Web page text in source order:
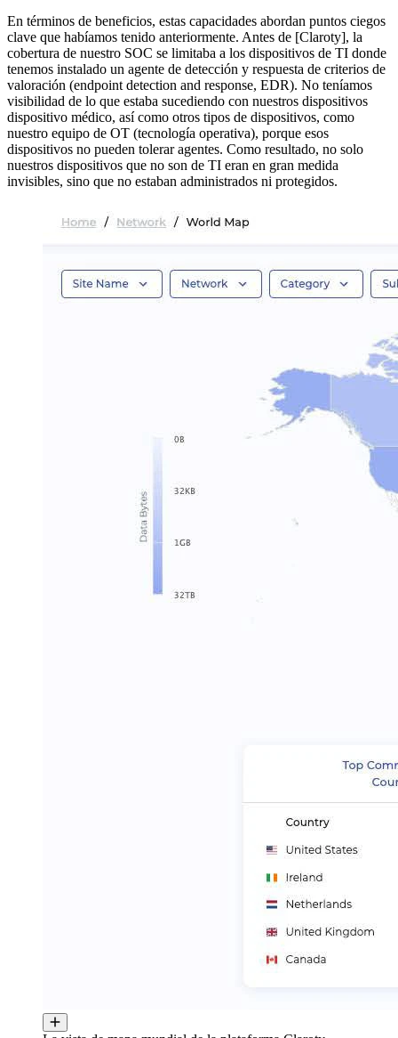
En términos de beneficios, estas capacidades abordan puntos ciegos
clave que habíamos tenido anteriormente. Antes de [Claroty], la
cobertura de nuestro SOC se limitaba a los dispositivos de TI donde
tenemos instalado un agente de detección y respuesta de criterios de
valoración (endpoint detection and response, EDR). No teníamos
visibilidad de lo que estaba sucediendo con nuestros dispositivos
dispositivo médico, así como otros tipos de dispositivos, como
nuestro equipo de OT (tecnología operativa), porque esos
dispositivos no pueden tolerar agentes. Como resultado, no solo
nuestros dispositivos que no son de TI eran en gran medida
invisibles, sino que no estaban administrados ni protegidos.